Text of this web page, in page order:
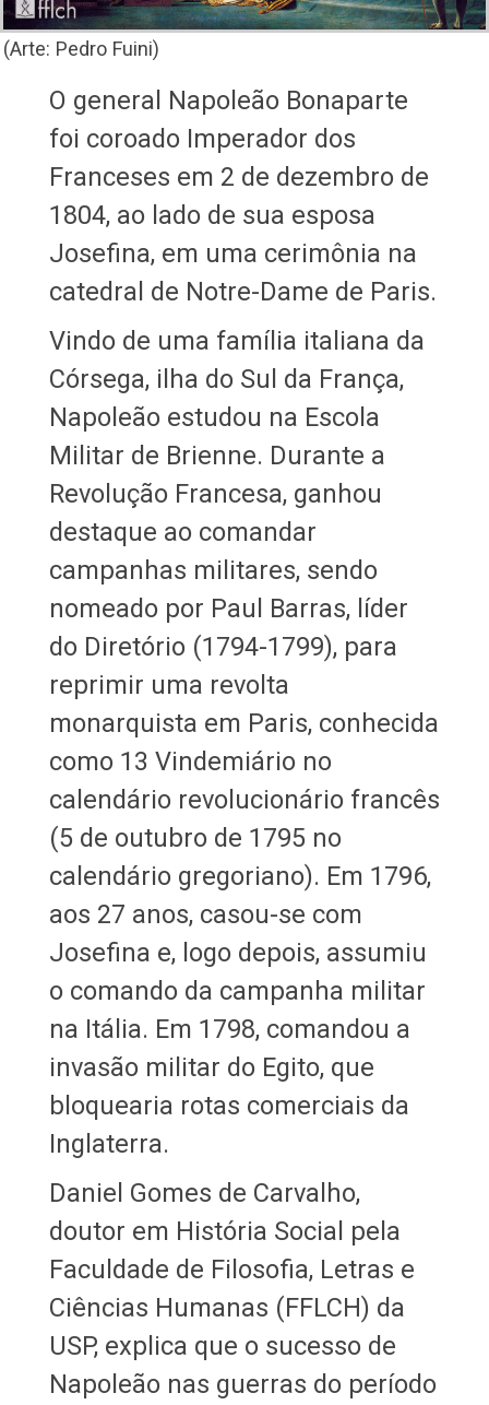
(Arte: Pedro Fuini)
O general Napoleão Bonaparte
foi coroado Imperador dos
Franceses em 2 de dezembro de
1804, ao lado de sua esposa
Josefina, em uma cerimônia na
catedral de Notre-Dame de Paris.
Vindo de uma família italiana da
Córsega, ilha do Sul da França,
Napoleão estudou na Escola
Militar de Brienne. Durante a
Revolução Francesa, ganhou
destaque ao comandar
campanhas militares, sendo
nomeado por Paul Barras, líder
do Diretório (1794-1799), para
reprimir uma revolta
monarquista em Paris, conhecida
como 13 Vindemiário no
calendário revolucionário francês
(5 de outubro de 1795 no
calendário gregoriano). Em 1796,
aos 27 anos, casou-se com
Josefina e, logo depois, assumiu
o comando da campanha militar
na Itália. Em 1798, comandou a
invasão militar do Egito, que
bloquearia rotas comerciais da
Inglaterra.
Daniel Gomes de Carvalho,
doutor em História Social pela
Faculdade de Filosofia, Letras e
Ciências Humanas (FFLCH) da
USP, explica que o sucesso de
Napoleão nas guerras do período